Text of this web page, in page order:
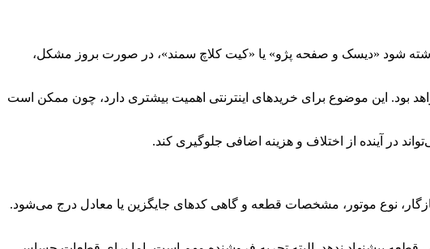
شود «دیسک و صفحه پژو» یا «کیت کلاچ سمند»، در صورت بروز مشکل،
بود. این موضوع برای خریدهای اینترنتی اهمیت بیشتری دارد، چون ممکن است
در آینده از اختلاف و هزینه اضافی جلوگیری کند.
نوع موتور، مشخصات قطعه و گاهی کدهای جایگزین یا معادل درج می‌شود.